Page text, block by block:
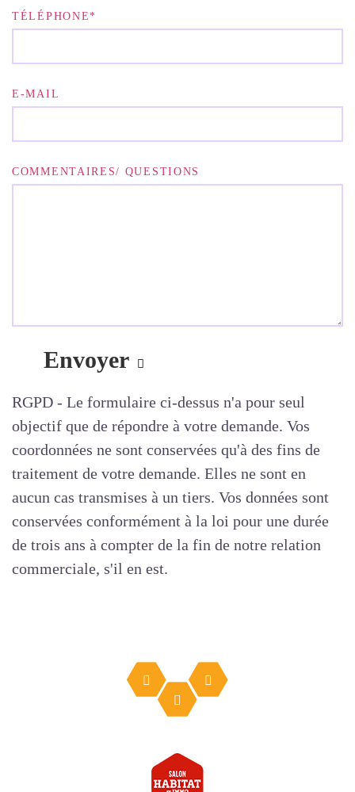
TÉLÉPHONE*
E-MAIL
COMMENTAIRES/ QUESTIONS
RGPD - Le formulaire ci-dessus n'a pour seul
objectif que de répondre à votre demande. Vos
coordonnées ne sont conservées qu'à des fins de
traitement de votre demande. Elles ne sont en
aucun cas transmises à un tiers. Vos données sont
conservées conformément à la loi pour une durée
de trois ans à compter de la fin de notre relation
commerciale, s'il en est.